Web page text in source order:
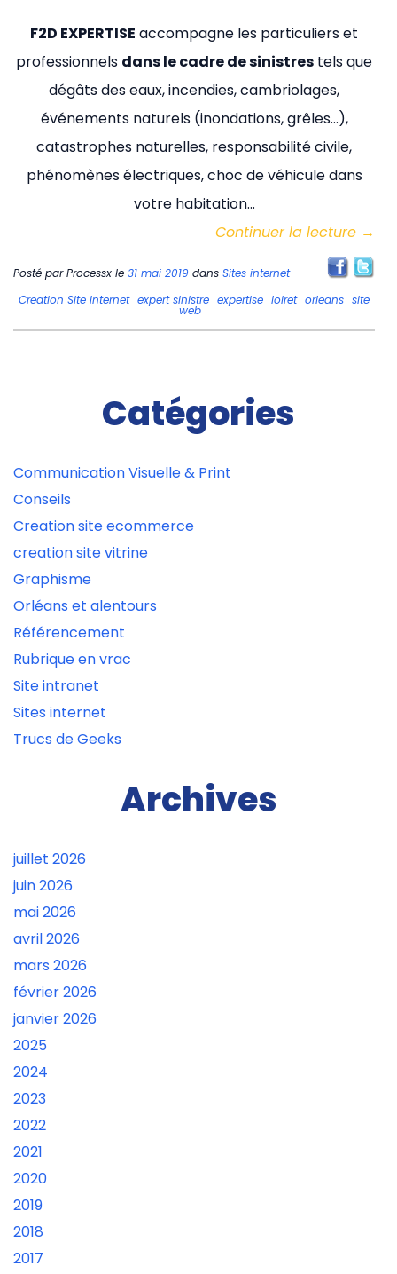
F2D EXPERTISE accompagne les particuliers et
professionnels dans le cadre de sinistres tels que
dégâts des eaux, incendies, cambriolages,
événements naturels (inondations, grêles…),
catastrophes naturelles, responsabilité civile,
phénomènes électriques, choc de véhicule dans
votre habitation…
Continuer la lecture →
Posté parProcessx le 31 mai 2019 dans Sites internet
Creation Site Internet expert sinistre expertise loiret orleans site
web
Catégories
Communication Visuelle & Print
Conseils
Creation site ecommerce
creation site vitrine
Graphisme
Orléans et alentours
Référencement
Rubrique en vrac
Site intranet
Sites internet
Trucs de Geeks
Archives
juillet 2026
juin 2026
mai 2026
avril 2026
mars 2026
février 2026
janvier 2026
2025
2024
2023
2022
2021
2020
2019
2018
2017